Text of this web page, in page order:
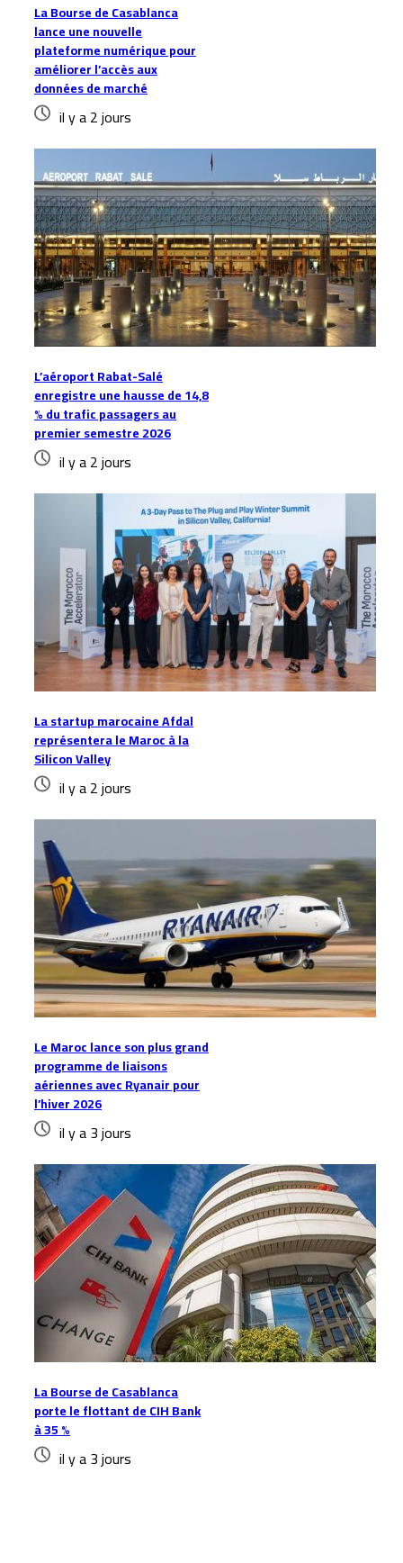
La Bourse de Casablanca
lance une nouvelle
plateforme numérique pour
améliorer l’accès aux
données de marché
il y a 2 jours
L’aéroport Rabat-Salé
enregistre une hausse de 14,8
% du trafic passagers au
premier semestre 2026
il y a 2 jours
La startup marocaine Afdal
représentera le Maroc à la
Silicon Valley
il y a 2 jours
Le Maroc lance son plus grand
programme de liaisons
aériennes avec Ryanair pour
l’hiver 2026
il y a 3 jours
La Bourse de Casablanca
porte le flottant de CIH Bank
à 35 %
il y a 3 jours